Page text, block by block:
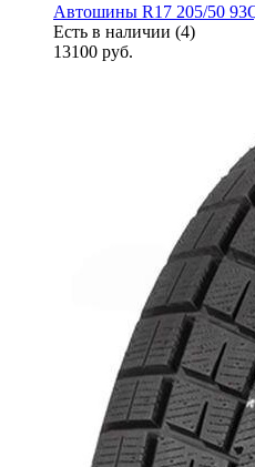
Автошины R17 205/50
Есть в наличии (4)
13100 руб.